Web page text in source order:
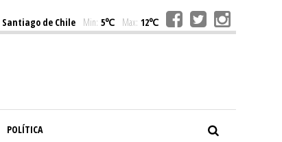
Santiago de Chile Min: 5℃ Max: 12℃
POLÍTICA